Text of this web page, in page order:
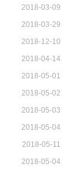
2018-03-09
2018-03-29
2018-12-10
2018-04-14
2018-05-01
2018-05-02
2018-05-03
2018-05-04
2018-05-11
2018-05-04